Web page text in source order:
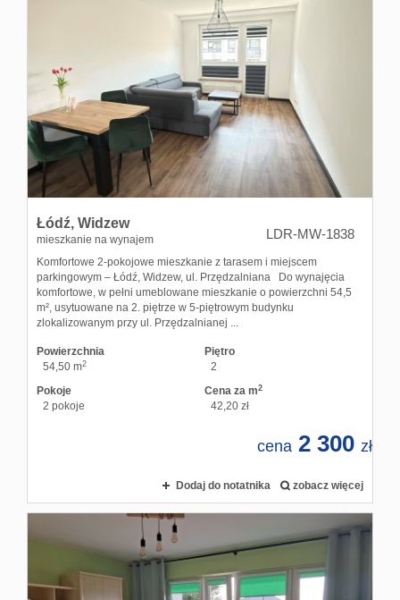
Łódź, Widzew
mieszkanie na wynajem LDR-MW-1838
Komfortowe 2-pokojowe mieszkanie z tarasem i miejscem
parkingowym – Łódź, Widzew, ul. Przędzalniana Do wynajęcia
komfortowe, w pełni umeblowane mieszkanie o powierzchni 54,5
m², usytuowane na 2. piętrze w 5-piętrowym budynku
zlokalizowanym przy ul. Przędzalnianej ...
Powierzchnia
54,50 m2
Piętro
2
Pokoje
2 pokoje
Cena za m2
42,20 zł
cena 2 300 zł
Dodaj do notatnika zobacz więcej